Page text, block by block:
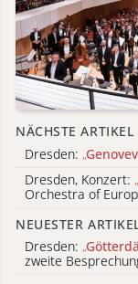
NÄCHSTE ARTIKEL
Dresden: „
Dresden, Konzert: „
Orchestra of
NEUESTER
Dresden: „
zweite